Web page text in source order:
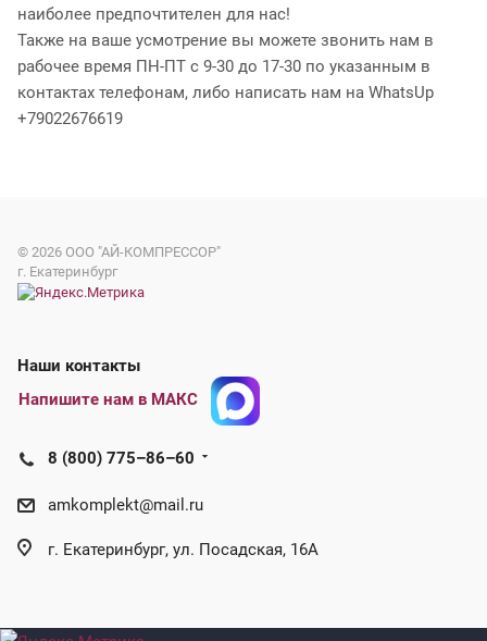
наиболее предпочтителен для нас!
Также на ваше усмотрение вы можете звонить нам в
рабочее время ПН-ПТ с 9-30 до 17-30 по указанным в
контактах телефонам, либо написать нам на WhatsUp
+79022676619
© 2026 ООО "АЙ-КОМПРЕССОР"
г. Екатеринбург
Наши контакты
Напишите нам в МАКС
8 (800) 775–86–60
amkomplekt@mail.ru
г. Екатеринбург, ул. Посадская, 16А